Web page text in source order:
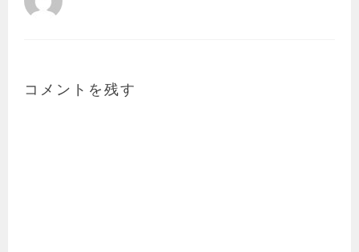
コメントを残す